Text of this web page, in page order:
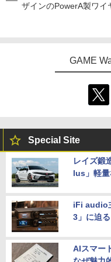
ザインのPowerA製ワイ
GAME
Special Site
レイズ鍛
lus」軽量
iFi audio
3」に迫る
AIスマー